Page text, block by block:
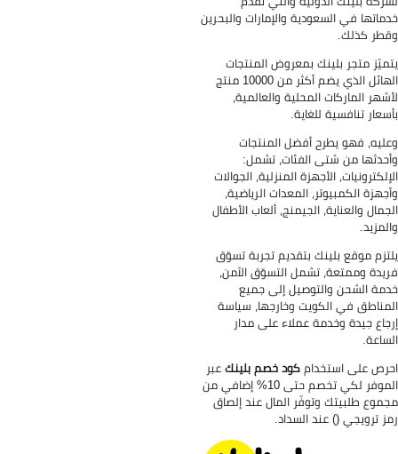
في السعودية والإمارات والبحرين
كذلك.
متجر بلينك بمعروض المنتجات
الهائل الذي يضم أكثر من 10000 منتج
الماركات المحلية والعالمية،
تنافسية للغاية.
فهو يطرح أفضل المنتجات
من شتى الفئات، تشمل:
الأجهزة المنزلية، الجوالات
الكمبيوتر، المعدات الرياضية،
والعناية، الجيمنج، ألعاب الأطفال
موقع بلينك بتقديم تجربة تسوّق
وممتعة، تشمل التسوّق الآمن،
الشحن والتوصيل إلى جميع
في الكويت وخارجها، سياسة
جيدة وخدمة عملاء على مدار
على استخدامكود خصم بلينكعبر
الموفر لكي تخصم حتى 10% إضافي من
طلبيتك وتوفّر المال عند إلصاق
ترويجي () عند السداد.